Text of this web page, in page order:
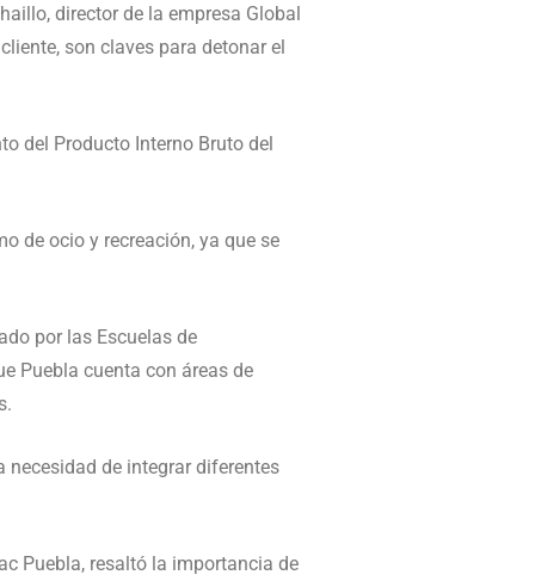
director de la empresa Global
son claves para detonar el
del Producto Interno Bruto del
de ocio y recreación, ya que se
por las Escuelas de
Puebla cuenta con áreas de
necesidad de integrar diferentes
Puebla, resaltó la importancia de